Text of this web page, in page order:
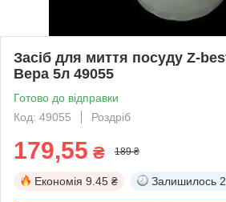
Засіб для миття посуду Z-
Вера 5л 49055
Готово до відправки
Код: 49055
Роздріб
179,55 ₴ 189 ₴
Економія 9.45 ₴ Залишилось